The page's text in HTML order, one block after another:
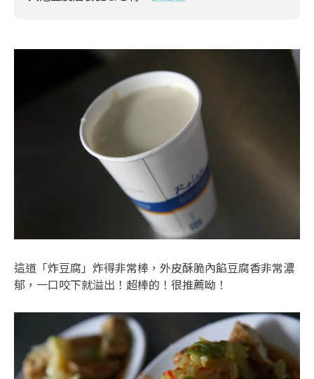
這道「炸豆腐」炸得非常棒，外皮酥脆內餡豆腐香非常濃
郁，一口咬下就溢出！超棒的！很推薦呦！